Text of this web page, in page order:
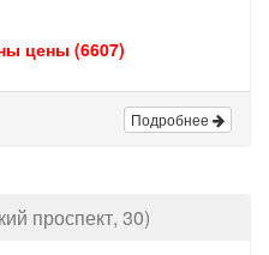
цены (6607)
Подробнее
проспект, 30)